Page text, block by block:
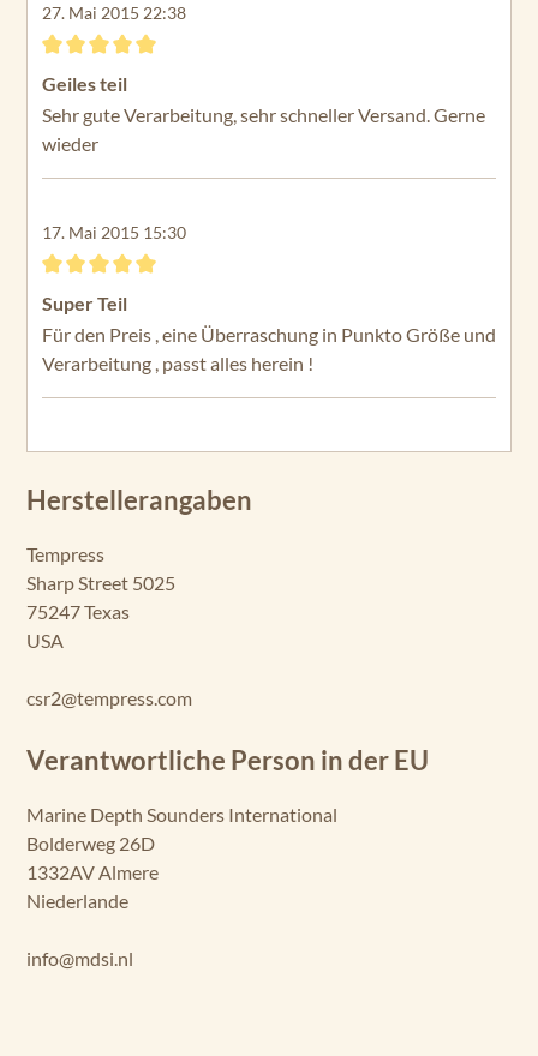
27. Mai 2015 22:38
Bewertung mit 5 von 5 Sternen
Geiles teil
Sehr gute Verarbeitung, sehr schneller Versand. Gerne
wieder
17. Mai 2015 15:30
Bewertung mit 5 von 5 Sternen
Super Teil
Für den Preis , eine Überraschung in Punkto Größe und
Verarbeitung , passt alles herein !
Herstellerangaben
Tempress
Sharp Street 5025
75247 Texas
USA
csr2@tempress.com
Verantwortliche Person in der EU
Marine Depth Sounders International
Bolderweg 26D
1332AV Almere
Niederlande
info@mdsi.nl